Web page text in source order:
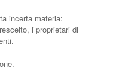
incerta materia:
i proprietari di